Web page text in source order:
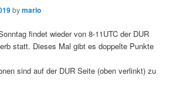
bymario
findet wieder von 8-11UTC der DUR
statt. Dieses Mal gibt es doppelte Punkte
sind auf der DUR Seite (oben verlinkt) zu